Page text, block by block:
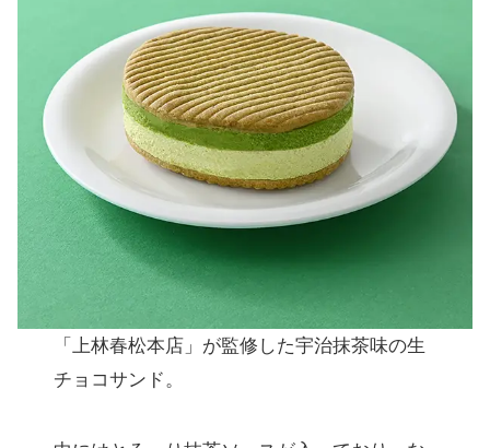
「上林春松本店」が監修した宇治抹茶味の生
チョコサンド。